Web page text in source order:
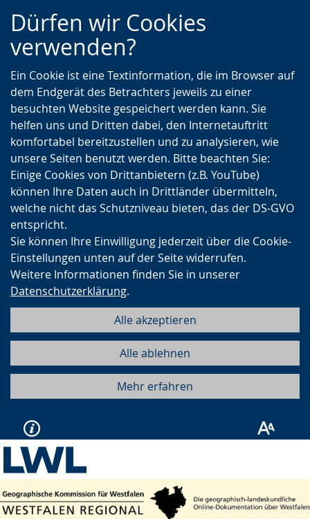
Zur
Hauptnavigation
Zur
Seitennavigation
Zum
Inhalt
Dürfen wir Cookies
verwenden?
Ein Cookie ist eine Textinformation, die im Browser auf
dem Endgerät des Betrachters jeweils zu einer
besuchten Website gespeichert werden kann. Sie
helfen uns und Dritten dabei, den Internetauftritt
komfortabel bereitzustellen und zu analysieren, wie
unsere Seiten benutzt werden. Bitte beachten Sie:
Einige Cookies von Drittanbietern (z.B. YouTube)
können Ihre Daten auch in Drittländer übermitteln,
welche nicht das Schutzniveau bieten, das der DS-GVO
entspricht.
Sie können Ihre Einwilligung jederzeit über die Cookie-
Einstellungen unten auf der Seite widerrufen.
Weitere Informationen finden Sie in unserer
Datenschutzerklärung.
Alle akzeptieren
Alle ablehnen
Mehr erfahren